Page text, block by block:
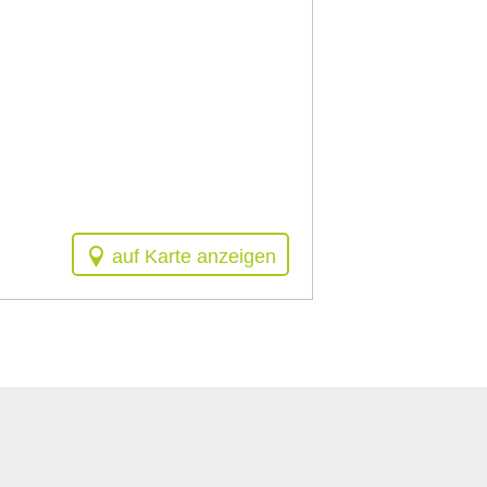
auf Karte anzeigen